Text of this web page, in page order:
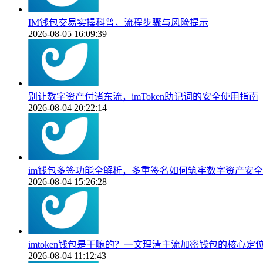
IM钱包交易实操科普，流程步骤与风险提示
2026-08-05 16:09:39
别让数字资产付诸东流，imToken助记词的安全使用指南
2026-08-04 20:22:14
im钱包多签功能全解析，多重签名如何筑牢数字资产安
2026-08-04 15:26:28
imtoken钱包是干嘛的？一文理清主流加密钱包的核心定
2026-08-04 11:12:43